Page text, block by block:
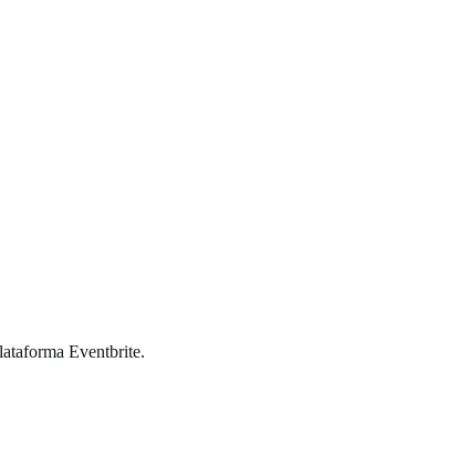
Eventbrite.